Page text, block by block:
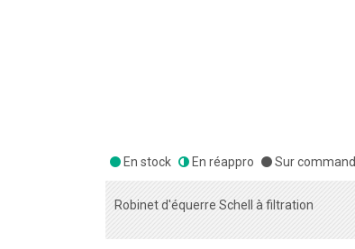
En stock En réappro Sur
Robinet d'équerre Schell à filtration